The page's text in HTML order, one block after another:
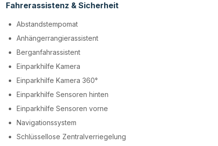
Fahrerassistenz & Sicherheit
Abstandstempomat
Anhängerrangierassistent
Berganfahrassistent
Einparkhilfe Kamera
Einparkhilfe Kamera 360°
Einparkhilfe Sensoren hinten
Einparkhilfe Sensoren vorne
Navigationssystem
Schlüssellose Zentralverriegelung